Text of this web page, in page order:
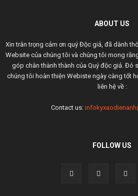
ABOUT US
Xin trân trọng cảm ơn quý Độc giả, đã dành
Website của chúng tôi và chúng tôi mong
góp chân thành thành của Quý độc giả. Đó
chúng tôi hoàn thiện Webiste ngày càng tốt
liên hệ về :
Contact us:
FOLLOW US